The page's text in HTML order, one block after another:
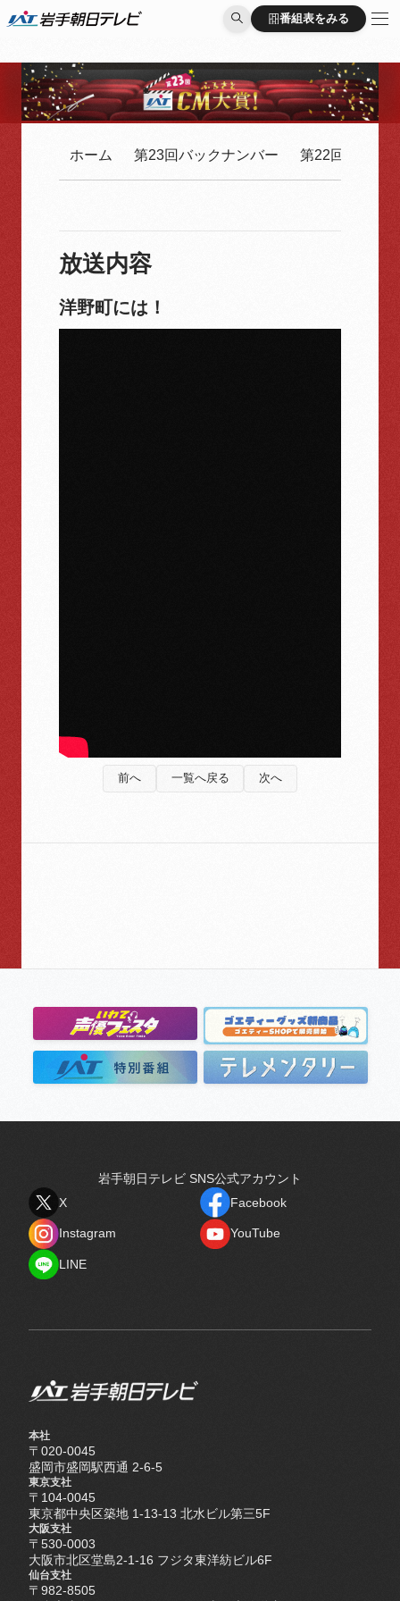
番組表をみる
番組表をみる
ホーム 第23回バックナンバー 第22回バック
放送内容
洋野町には！
前へ 一覧へ戻る 次へ
岩手朝日テレビ SNS公式アカウント
X
Facebook
Instagram
YouTube
LINE
本社
〒020-0045
盛岡市盛岡駅西通 2-6-5
東京支社
〒104-0045
東京都中央区築地 1-13-13 北水ビル第三5F
大阪支社
〒530-0003
大阪市北区堂島2-1-16 フジタ東洋紡ビル6F
仙台支社
〒982-8505